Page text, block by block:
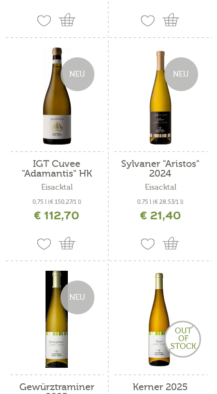
NEU
IGT Cuvee
"Adamantis" HK
2022
Eisacktal
0,75 l (€ 150,27/1 l)
€ 112,70
NEU
Sylvaner "Aristos"
2024
Eisacktal
0,75 l (€ 28,53/1 l)
€ 21,40
NEU
Gewürztraminer
OUT
OF
STOCK
Kerner 2025